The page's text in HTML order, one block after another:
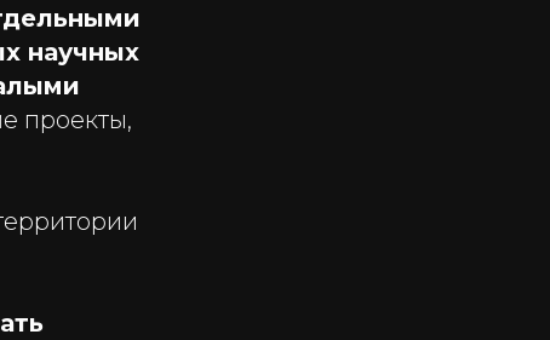
научных
проекты,